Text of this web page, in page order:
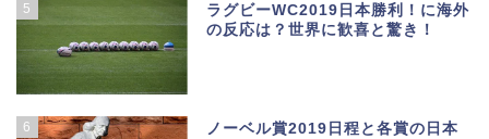
5
ラグビーWC2019日本勝利！に海外
の反応は？世界に歓喜と驚き！
6
ノーベル賞2019日程と各賞の日本